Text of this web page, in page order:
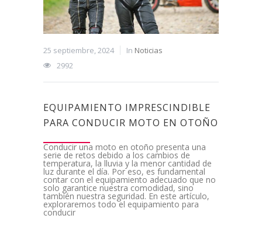
25 septiembre, 2024 In Noticias
2992
EQUIPAMIENTO IMPRESCINDIBLE
PARA CONDUCIR MOTO EN OTOÑO
Conducir una moto en otoño presenta una
serie de retos debido a los cambios de
temperatura, la lluvia y la menor cantidad de
luz durante el día. Por eso, es fundamental
contar con el equipamiento adecuado que no
solo garantice nuestra comodidad, sino
también nuestra seguridad. En este artículo,
exploraremos todo el equipamiento para
conducir